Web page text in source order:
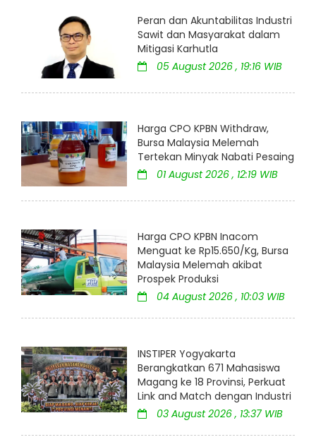
Peran dan Akuntabilitas Industri
Sawit dan Masyarakat dalam
Mitigasi Karhutla
05 August 2026 , 19:16 WIB
Harga CPO KPBN Withdraw,
Bursa Malaysia Melemah
Tertekan Minyak Nabati Pesaing
01 August 2026 , 12:19 WIB
Harga CPO KPBN Inacom
Menguat ke Rp15.650/Kg, Bursa
Malaysia Melemah akibat
Prospek Produksi
04 August 2026 , 10:03 WIB
INSTIPER Yogyakarta
Berangkatkan 671 Mahasiswa
Magang ke 18 Provinsi, Perkuat
Link and Match dengan Industri
03 August 2026 , 13:37 WIB